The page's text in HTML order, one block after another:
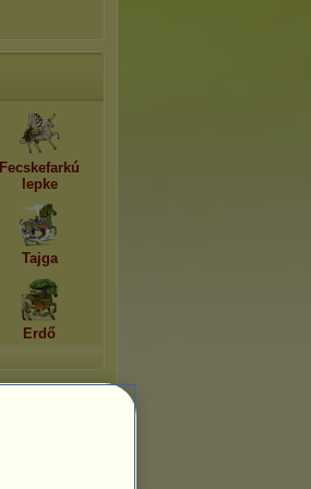
Fecskefarkú
lepke
Tajga
Erdő